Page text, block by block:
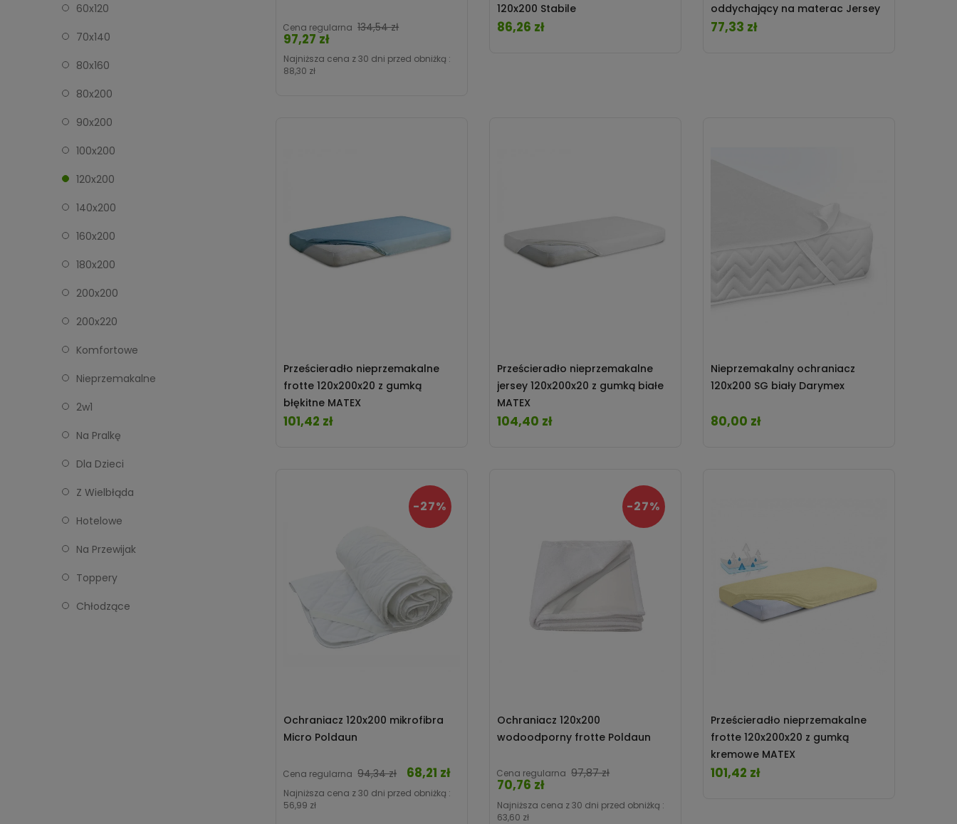
60x120
70x140
80x160
80x200
90x200
100x200
120x200
140x200
160x200
180x200
200x200
200x220
Komfortowe
Nieprzemakalne
2w1
Na Pralkę
Dla Dzieci
Z Wielbłąda
Hotelowe
Na Przewijak
Toppery
Chłodzące
Cena regularna 134,54 zł
97,27 zł
Najniższa cena z 30 dni przed obniżką :
88,30 zł
120x200 Stabile
Cena
86,26 zł
oddychający na materac Jersey
Cena
77,33 zł
Prześcieradło nieprzemakalne
frotte 120x200x20 z gumką
błękitne MATEX
Cena
101,42 zł
Prześcieradło nieprzemakalne
jersey 120x200x20 z gumką białe
MATEX
Cena
104,40 zł
Nieprzemakalny ochraniacz
120x200 SG biały Darymex
Cena
80,00 zł
Ochraniacz 120x200 mikrofibra
Micro Poldaun
Cena regularna 94,34 zł
-27%
Cena
68,21 zł
Najniższa cena z 30 dni przed obniżką :
56,99 zł
Ochraniacz 120x200
wodoodporny frotte Poldaun
Cena regularna 97,87 zł
-27%
70,76 zł
Najniższa cena z 30 dni przed obniżką :
63,60 zł
Prześcieradło nieprzemakalne
frotte 120x200x20 z gumką
kremowe MATEX
Cena
101,42 zł